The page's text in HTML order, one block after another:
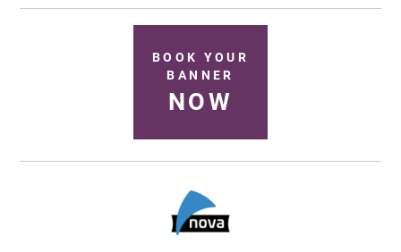
BOOK YOUR
BANNER
NOW